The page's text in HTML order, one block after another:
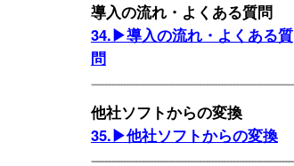
導入の流れ・よくある質問
34.▶導入の流れ・よくある質
問
他社ソフトからの変換
35.▶他社ソフトからの変換